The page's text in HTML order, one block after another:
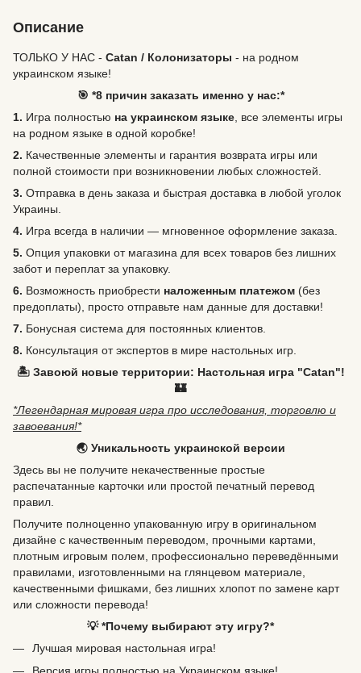
Описание
ТОЛЬКО У НАС - Catan / Колонизаторы - на родном
украинском языке!
🎯 *8 причин заказать именно у нас:*
1. Игра полностью на украинском языке , все элементы игры
на родном языке в одной коробке!
2. Качественные элементы и гарантия возврата игры или
полной стоимости при возникновении любых сложностей.
3. Отправка в день заказа и быстрая доставка в любой уголок
Украины.
4. Игра всегда в наличии — мгновенное оформление заказа.
5. Опция упаковки от магазина для всех товаров без лишних
забот и переплат за упаковку.
6. Возможность приобрести наложенным платежом (без
предоплаты), просто отправьте нам данные для доставки!
7. Бонусная система для постоянных клиентов.
8. Консультация от экспертов в мире настольных игр.
🏝️ Завоюй новые территории: Настольная игра "Catan"!
🏰
*Легендарная мировая игра про исследования, торговлю и
завоевания!*
🌏 Уникальность украинской версии
Здесь вы не получите некачественные простые
распечатанные карточки или простой печатный перевод
правил.
Получите полноценно упакованную игру в оригинальном
дизайне с качественным переводом, прочными картами,
плотным игровым полем, профессионально переведёнными
правилами, изготовленными на глянцевом материале,
качественными фишками, без лишних хлопот по замене карт
или сложности перевода!
💡 *Почему выбирают эту игру?*
Лучшая мировая настольная игра!